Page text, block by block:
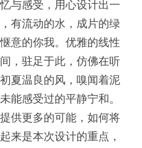
与感受，用心设计出一
有流动的水，成片的绿
意的你我。优雅的线性
，驻足于此，仿佛在听
夏温良的风，嗅闻着泥
能感受过的平静宁和。
供更多的可能，如何将
来是本次设计的重点，